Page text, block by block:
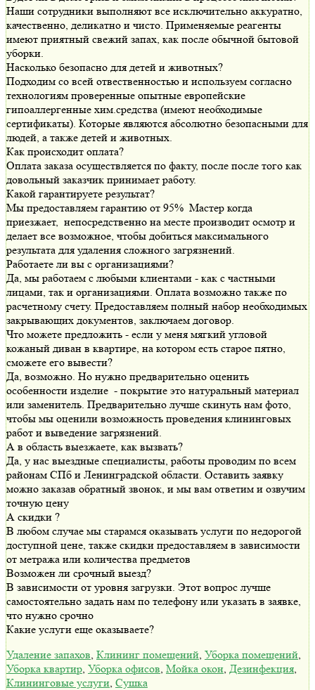
Наши сотрудники выполняют все исключительно аккуратно,
качественно, деликатно и чисто. Применяемые реагенты
имеют приятный свежий запах, как после обычной бытовой
уборки.
Насколько безопасно для детей и животных?
Подходим со всей отвественностью и используем согласно
технологиям проверенные опытные европейские
гипоаллергенные хим.средства (имеют необходимые
сертификаты). Которые являются абсолютно безопасными для
людей, а также детей и животных.
Как происходит оплата?
Оплата заказа осуществляется по факту, после после того как
довольный заказчик принимает работу.
Какой гарантируете результат?
Мы предоставляем гарантию от 95% Мастер когда
приезжает, непосредственно на месте производит осмотр и
делает все возможное, чтобы добиться максимального
результата для удаления сложного загрязнений.
Работаете ли вы с организациями?
Да, мы работаем с любыми клиентами - как с частными
лицами, так и организациями. Оплата возможно также по
расчетному счету. Предоставляем полный набор необходимых
закрывающих документов, заключаем договор.
Что можете предложить - если у меня мягкий угловой
кожаный диван в квартире, на котором есть старое пятно,
сможете его вывести?
Да, возможно. Но нужно предварительно оценить
особенности изделие - покрытие это натуральный материал
или заменитель. Предварительно лучше скинуть нам фото,
чтобы мы оценили возможность проведения клининговых
работ и выведение загрязнений.
А в область выезжаете, как вызвать?
Да, у нас выездные специалисты, работы проводим по всем
районам СПб и Ленинградской области. Оставить заявку
можно заказав обратный звонок, и мы вам ответим и озвучим
точную цену
А скидки ?
В любом случае мы старамся оказывать услуги по недорогой
доступной цене, также скидки предоставляем в зависимости
от метража или количества предметов
Возможен ли срочный выезд?
В зависимости от уровня загрузки. Этот вопрос лучше
самостоятельно задать нам по телефону или указать в заявке,
что нужно срочно
Какие услуги еще оказываете?
Удаление запахов, Клининг помещений, Уборка помещений,
Уборка квартир, Уборка офисов, Мойка окон, Дезинфекция,
Клининговые услуги, Сушка